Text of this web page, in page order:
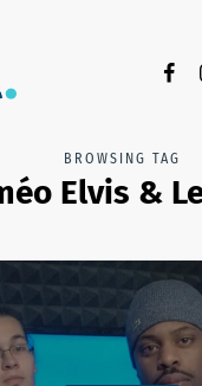
BROWSING TAG
Elvis &